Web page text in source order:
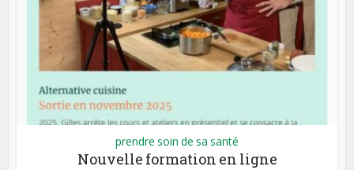
prendre soin de sa santé
Nouvelle formation en ligne